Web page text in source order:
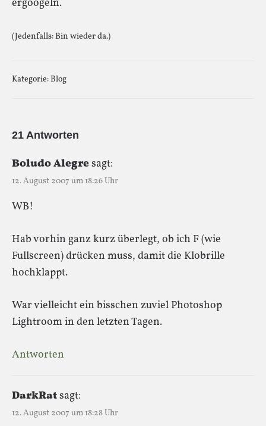
ergoogeln.
(Jedenfalls: Bin wieder da.)
Kategorie:Blog
21 Antworten
Boludo Alegresagt:
12. August 2007 um 18:26 Uhr
WB!
Hab vorhin ganz kurz überlegt, ob ich F (wie
Fullscreen) drücken muss, damit die Klobrille
hochklappt.
War vielleicht ein bisschen zuviel Photoshop
Lightroom in den letzten Tagen.
Antworten
DarkRatsagt:
12. August 2007 um 18:28 Uhr